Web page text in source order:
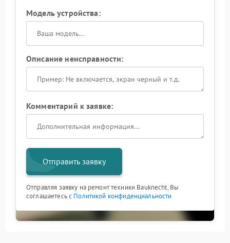
Модель устройства:
Описание неисправности:
Комментарий к заявке:
Отправить заявку
Отправляя заявку на ремонт техники Bauknecht, Вы
соглашаетесь с Политикой конфиденциальности